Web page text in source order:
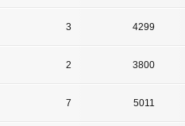
3 4299
2 3800
7 5011